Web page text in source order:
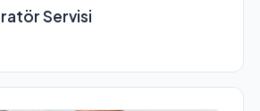
Servisi